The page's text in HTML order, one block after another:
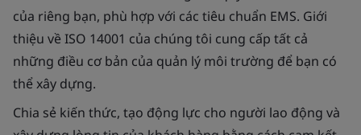
của riêng bạn, phù hợp với các tiêu chuẩn EMS. Giới
thiệu về ISO 14001 của chúng tôi cung cấp tất cả
những điều cơ bản của quản lý môi trường để bạn có
thể xây dựng.
Chia sẻ kiến thức, tạo động lực cho người lao động và